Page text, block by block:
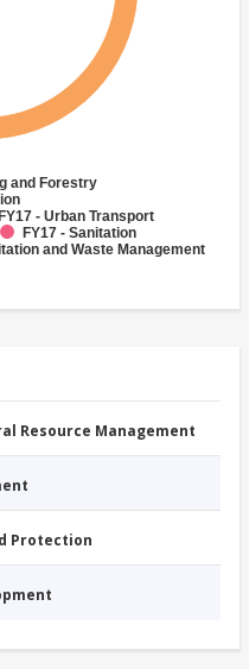
and Forestry
FY17 - Urban Transport
FY17 - Sanitation
and Waste Management
Resource Management
Protection